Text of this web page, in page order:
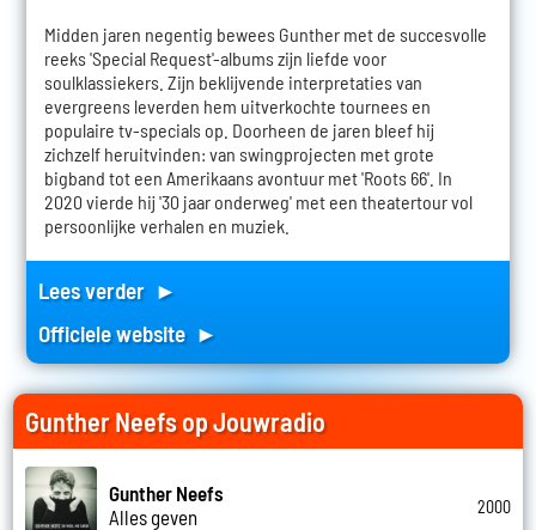
Midden jaren negentig bewees Gunther met de succesvolle
reeks 'Special Request'-albums zijn liefde voor
soulklassiekers. Zijn beklijvende interpretaties van
evergreens leverden hem uitverkochte tournees en
populaire tv-specials op. Doorheen de jaren bleef hij
zichzelf heruitvinden: van swingprojecten met grote
bigband tot een Amerikaans avontuur met 'Roots 66'. In
2020 vierde hij '30 jaar onderweg' met een theatertour vol
persoonlijke verhalen en muziek.
Lees verder ►
Officiele website ►
Gunther Neefs op Jouwradio
Gunther Neefs
Alles geven
2000